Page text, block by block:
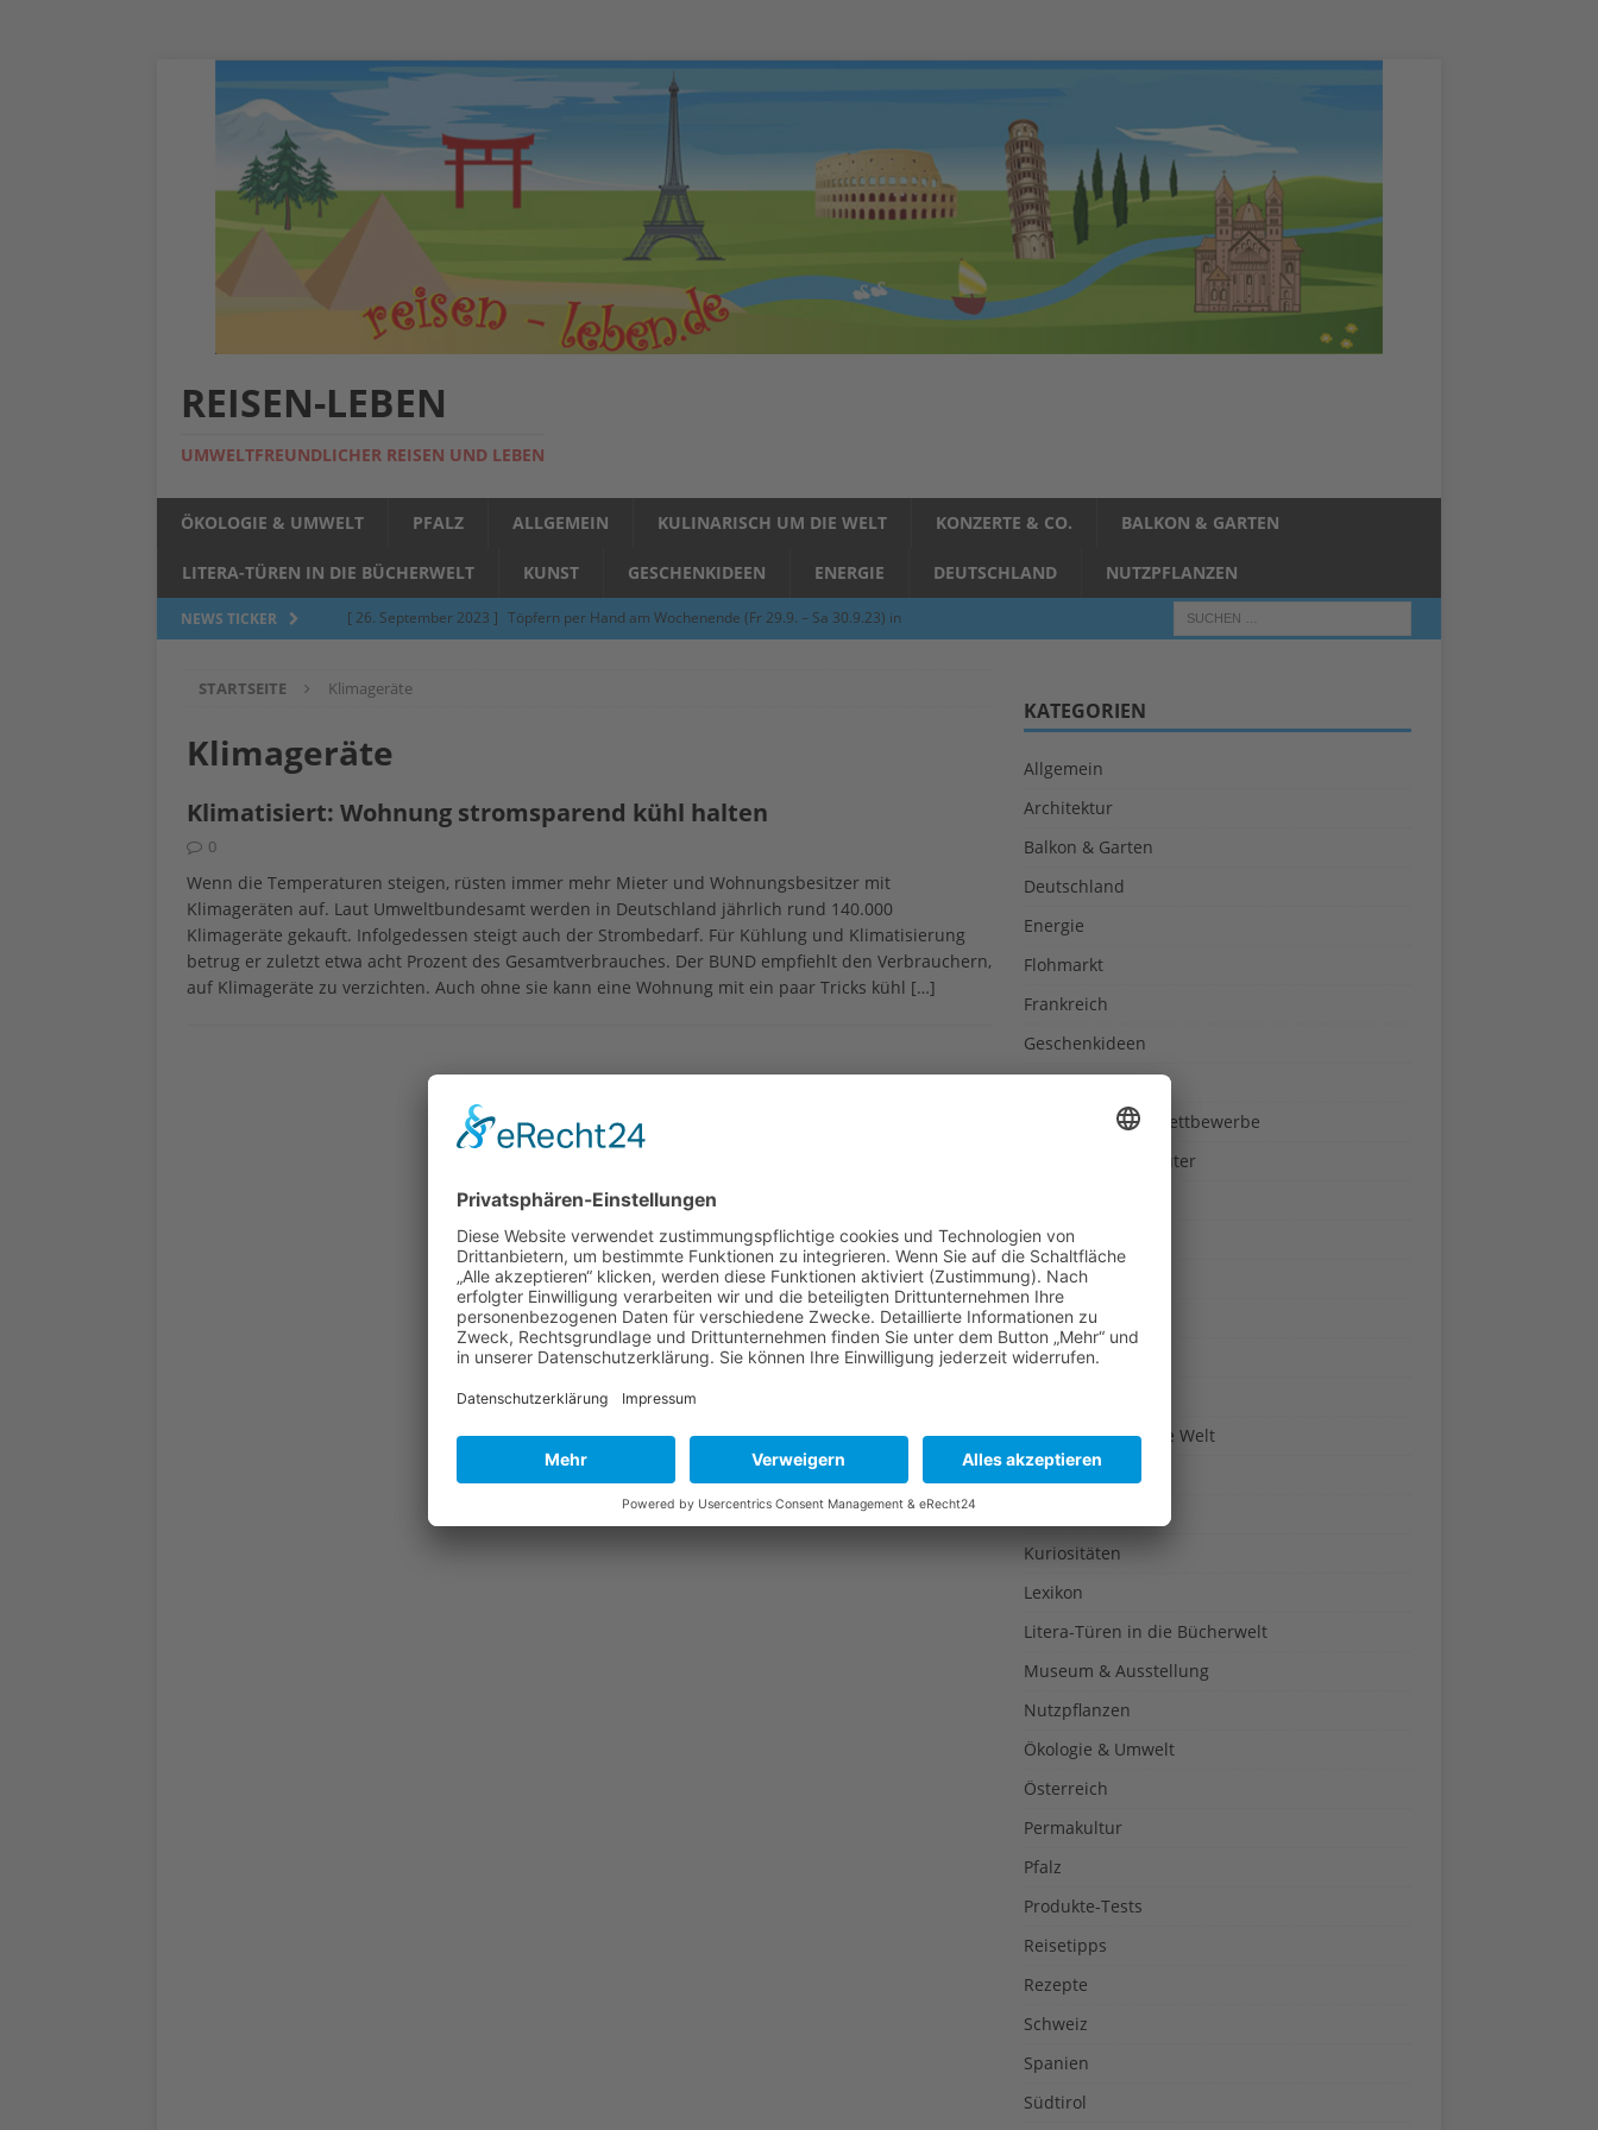
REISEN-LEBEN
UMWELTFREUNDLICHER REISEN UND LEBEN
ÖKOLOGIE & UMWELT PFALZ ALLGEMEIN KULINARISCH UM DIE WELT KONZERTE & CO. BALKON & GARTEN
LITERA-TÜREN IN DIE BÜCHERWELT KUNST GESCHENKIDEEN ENERGIE DEUTSCHLAND NUTZPFLANZEN
NEWS TICKER [ 26. September 2023 ] Töpfern per Hand am Wochenende (Fr 29.9. – Sa 30.9.23) in
[ 5. Juni 2023 ]
ALLGEMEIN
[ 24. März 2023 ] Töpfern per Hand am Abend in Limburgerhof
[ 12. Juni 2014 ]
Grasmilben (Herbstgrasmilben, Erntemilben) sind unterwegs: Das große
Jucken auf acht Beinen…
GESUNDHEIT
STARTSEITE Klimageräte
Klimageräte
Klimatisiert: Wohnung stromsparend kühl halten
0
Wenn die Temperaturen steigen, rüsten immer mehr Mieter und Wohnungsbesitzer mit
Klimageräten auf. Laut Umweltbundesamt werden in Deutschland jährlich rund 140.000
Klimageräte gekauft. Infolgedessen steigt auch der Strombedarf. Für Kühlung und Klimatisierung
betrug er zuletzt etwa acht Prozent des Gesamtverbrauches. Der BUND empfiehlt den Verbrauchern,
auf Klimageräte zu verzichten. Auch ohne sie kann eine Wohnung mit ein paar Tricks kühl […]
KATEGORIEN
Allgemein
Architektur
Balkon & Garten
Deutschland
Energie
Flohmarkt
Frankreich
Geschenkideen
Gewinnspiele & Wettbewerbe
Gewürze und Kräuter
Hochwasser
Ideen-Reich
Italien
Japan
Kulinarisch um die Welt
Kultur
Kuriositäten
Lexikon
Litera-Türen in die Bücherwelt
Museum & Ausstellung
Nutzpflanzen
Ökologie & Umwelt
Österreich
Permakultur
Pfalz
Produkte-Tests
Reisetipps
Rezepte
Schweiz
Spanien
Südtirol